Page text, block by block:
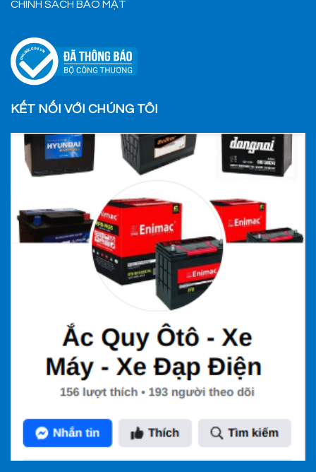
CHÍNH SÁCH BẢO MẬT
KẾT NỐI VỚI CHÚNG TÔI